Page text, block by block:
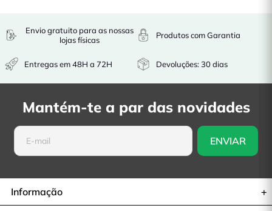
Envio gratuito para as nossas
lojas físicas
Entregas em 48H a 72H
Produtos com Garantia
Devoluções: 30 dias
Mantém-te a par das novidades
Informação